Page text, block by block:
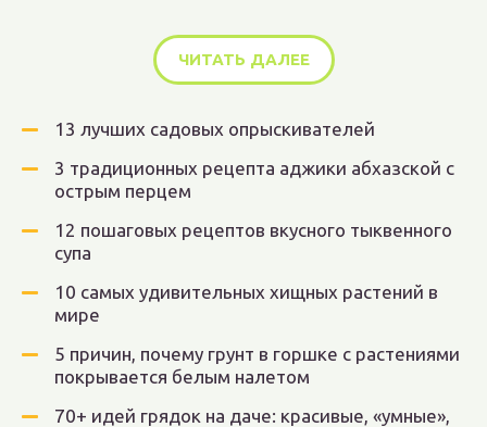
ЧИТАТЬ ДАЛЕЕ
13 лучших садовых опрыскивателей
3 традиционных рецепта аджики абхазской с
острым перцем
12 пошаговых рецептов вкусного тыквенного
супа
10 самых удивительных хищных растений в
мире
5 причин, почему грунт в горшке с растениями
покрывается белым налетом
70+ идей грядок на даче: красивые, «умные»,